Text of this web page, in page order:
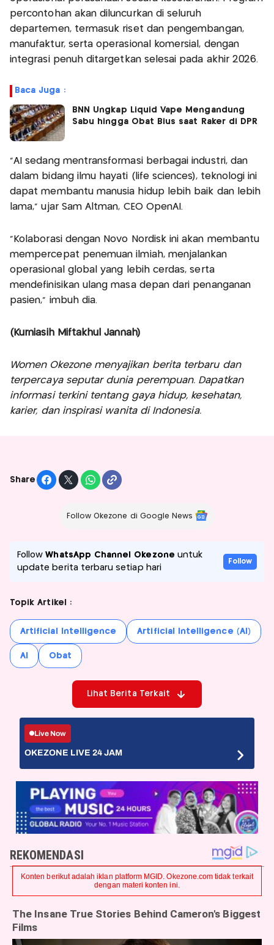
percontohan akan diluncurkan di seluruh
departemen, termasuk riset dan pengembangan,
manufaktur, serta operasional komersial, dengan
integrasi penuh ditargetkan selesai pada akhir 2026.
Baca Juga :
BNN Ungkap Liquid Vape Mengandung
Sabu hingga Obat Bius saat Raker di DPR
"AI sedang mentransformasi berbagai industri, dan
dalam bidang ilmu hayati (life sciences), teknologi ini
dapat membantu manusia hidup lebih baik dan lebih
lama,” ujar Sam Altman, CEO OpenAI.
“Kolaborasi dengan Novo Nordisk ini akan membantu
mempercepat penemuan ilmiah, menjalankan
operasional global yang lebih cerdas, serta
mendefinisikan ulang masa depan dari penanganan
pasien," imbuh dia.
(Kurniasih Miftakhul Jannah)
Women Okezone menyajikan berita terbaru dan
terpercaya seputar dunia perempuan. Dapatkan
informasi terkini tentang gaya hidup, kesehatan,
karier, dan inspirasi wanita di Indonesia.
Share
Follow Okezone di Google News
FollowWhatsApp Channel Okezone untuk
update berita terbaru setiap hari
Follow
Topik Artikel :
Artificial Intelligence Artificial Intelligence (AI)
AI Obat
Lihat Berita Terkait
Live Now
OKEZONE LIVE 24 JAM